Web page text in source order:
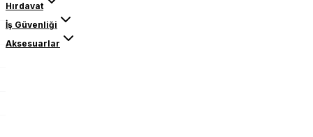
Hırdavat
İş Güvenliği
Aksesuarlar